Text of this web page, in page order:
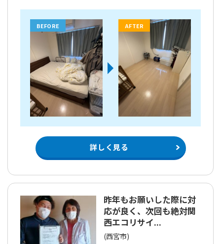
BEFORE AFTER
詳しく見る
昨年もお願いした際に対
応が良く、次回も絶対関
西エコリサイ...
(西宮市)